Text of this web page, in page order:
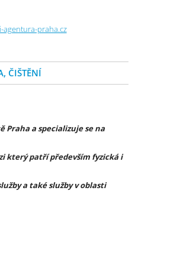
agentura-praha.cz
ČIŠTĚNÍ
Praha a specializuje se na
který patří především fyzická i
a také služby v oblasti